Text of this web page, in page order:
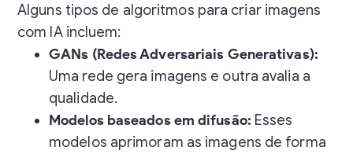
Alguns tipos de algoritmos para criar imagens
com IA incluem:
GANs (Redes Adversariais Generativas):
Uma rede gera imagens e outra avalia a
qualidade.
Modelos baseados em difusão: Esses
modelos aprimoram as imagens de forma